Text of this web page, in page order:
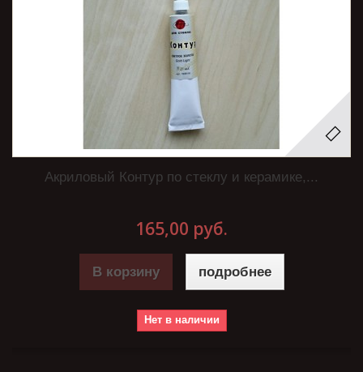
Акриловый Контур по стеклу и керамике,...
165,00 руб.
В корзину подробнее
Нет в наличии